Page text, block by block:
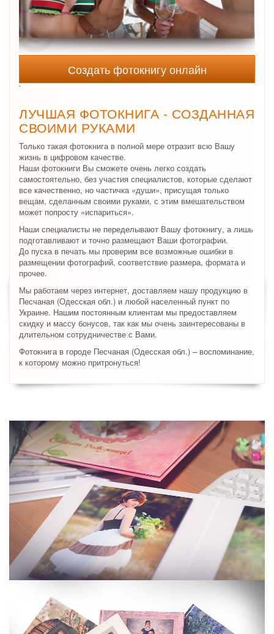
Создать фотокнигу онлайн
`
ЛУЧШАЯ ФОТОКНИГА - СОЗДАННАЯ
СВОИМИ РУКАМИ
Только такая фотокнига в полной мере отразит всю Вашу
жизнь в цифровом качестве.
Наши фотокниги Вы сможете очень легко создать
самостоятельно, без участия специалистов, которые сделают
все качественно, но частичка «души», присущая только
вещам, сделанным своими руками, с этим вмешательством
может попросту «испариться».
Наши специалисты не переделывают Вашу фотокнигу, а лишь
подготавливают и точно размещают Ваши фотографии.
До пуска в печать мы проверим все возможные ошибки в
размещении фотографий, соответствие размера, формата и
прочее.
Мы работаем через интернет, доставляем нашу продукцию в
Песчаная (Одесская обл.) и любой населенный пункт по
Украине. Нашим постоянным клиентам мы предоставляем
скидку и массу бонусов, так как мы очень заинтересованы в
длительном сотрудничестве с Вами.
Фотокнига в городе Песчаная (Одесская обл.) – воспоминание,
к которому можно притронуться!